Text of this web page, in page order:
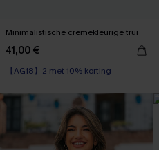
Minimalistische crèmekleurige trui
41,00 €
【AG18】2 met 10% korting